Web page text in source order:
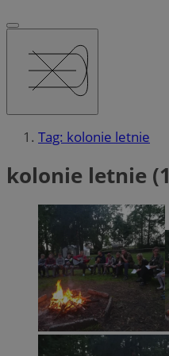
Tag: kolonie letnie
kolonie letnie